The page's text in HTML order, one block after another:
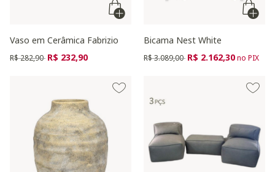
Vaso em Cerâmica Fabrizio
Preço reduzido de
R$ 282,90 para
R$ 232,90
Bicama Nest White
Preço reduzido de
R$ 3.089,00 para
R$ 2.162,30no PIX